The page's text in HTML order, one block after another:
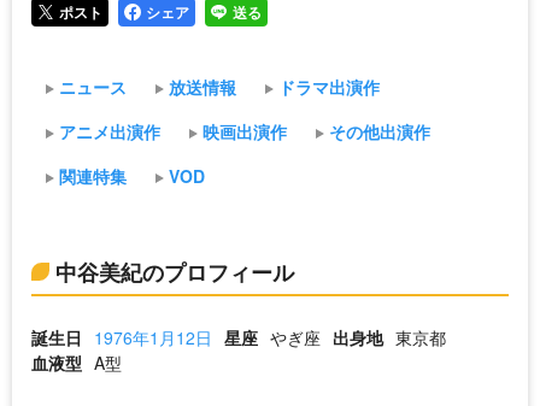
ポスト シェア 送る
ニュース 放送情報
ドラマ出演作
アニメ出演作
映画出演作
その他出演作
関連特集
VOD
中谷美紀のプロフィール
誕生日 1976年1月12日 星座 やぎ座 出身地 東京都
血液型 A型